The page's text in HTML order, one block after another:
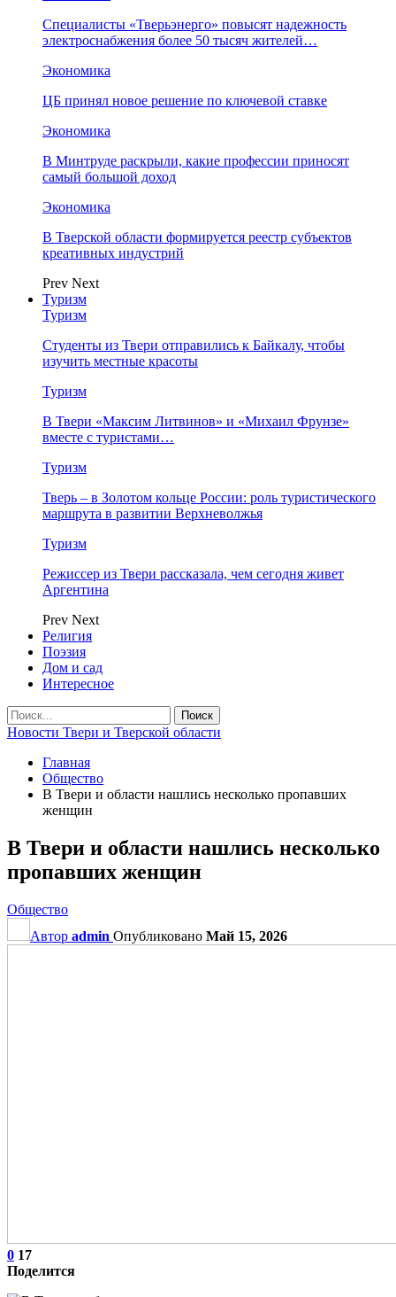
Специалисты «Тверьэнерго» повысят надежность
электроснабжения более 50 тысяч жителей…
Экономика
ЦБ принял новое решение по ключевой ставке
Экономика
В Минтруде раскрыли, какие профессии приносят
самый большой доход
Экономика
В Тверской области формируется реестр субъектов
креативных индустрий
Prev Next
Туризм
Туризм
Студенты из Твери отправились к Байкалу, чтобы
изучить местные красоты
Туризм
В Твери «Максим Литвинов» и «Михаил Фрунзе»
вместе с туристами…
Туризм
Тверь – в Золотом кольце России: роль туристического
маршрута в развитии Верхневолжья
Туризм
Режиссер из Твери рассказала, чем сегодня живет
Аргентина
Prev Next
Религия
Поэзия
Дом и сад
Интересное
Новости Твери и Тверской области
Главная
Общество
В Твери и области нашлись несколько пропавших
женщин
В Твери и области нашлись несколько
пропавших женщин
Общество
Автор admin Опубликовано Май 15, 2026
0 17
Поделится